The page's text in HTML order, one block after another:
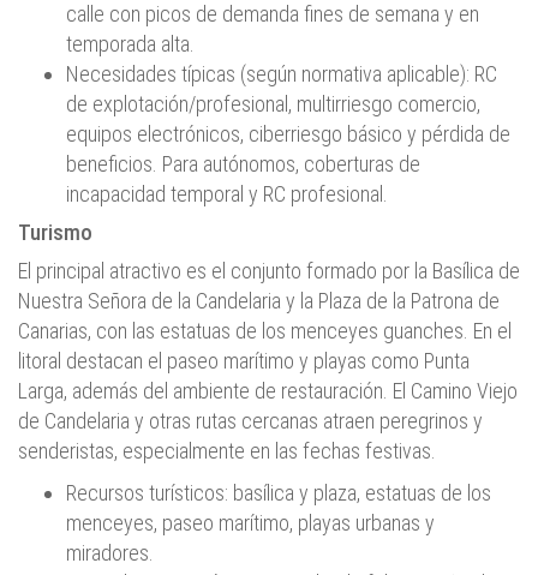
calle con picos de demanda fines de semana y en
temporada alta.
Necesidades típicas (según normativa aplicable): RC
de explotación/profesional, multirriesgo comercio,
equipos electrónicos, ciberriesgo básico y pérdida de
beneficios. Para autónomos, coberturas de
incapacidad temporal y RC profesional.
Turismo
El principal atractivo es el conjunto formado por la Basílica de
Nuestra Señora de la Candelaria y la Plaza de la Patrona de
Canarias, con las estatuas de los menceyes guanches. En el
litoral destacan el paseo marítimo y playas como Punta
Larga, además del ambiente de restauración. El Camino Viejo
de Candelaria y otras rutas cercanas atraen peregrinos y
senderistas, especialmente en las fechas festivas.
Recursos turísticos: basílica y plaza, estatuas de los
menceyes, paseo marítimo, playas urbanas y
miradores.